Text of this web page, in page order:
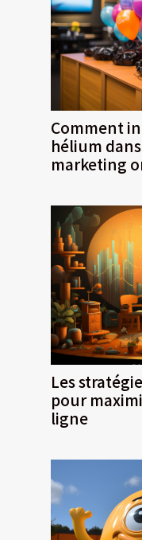
Comment
hélium
marketing
Les
pour
ligne